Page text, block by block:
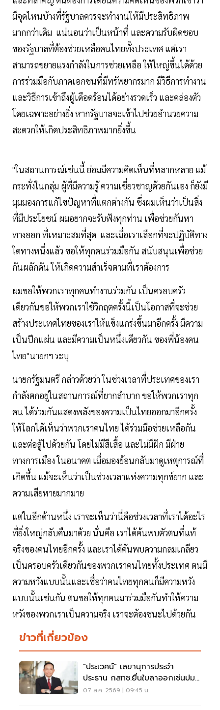
มีจุดไหนบ้างที่รัฐบาลควรจะทำงานให้มีประสิทธิภาพ
มากกว่าเดิม แน่นอนว่าเป็นหน้าที่ และความรับผิดชอบ
ของรัฐบาลที่ต้องช่วยเหลือคนไทยทั้งประเทศ แต่เรา
สามารถขยายแรงกำลังในการช่วยเหลือ ให้ใหญ่ขึ้นได้ด้วย
การร่วมมือกับภาคเอกชนที่มีทรัพยากรมาก มีวิธีการทำงาน
และวิธีการเข้าถึงผู้เดือดร้อนได้อย่างรวดเร็ว และคล่องตัว
โดยเฉพาะอย่างยิ่ง หากรัฐบาลจะเข้าไปช่วยอำนวยความ
สะดวกให้เกิดประสิทธิภาพมากยิ่งขึ้น
"ในสถานการณ์เช่นนี้ ย่อมมีความคิดเห็นที่หลากหลาย แม้
กระทั่งในกลุ่ม ผู้ที่มีความรู้ ความเชี่ยวชาญด้วยกันเอง ก็ยังมี
มุมมองการแก้ไขปัญหาที่แตกต่างกัน ซึ่งผมเห็นว่าเป็นสิ่ง
ที่มีประโยชน์ ผมอยากจะรับฟังทุกท่าน เพื่อช่วยกันหา
ทางออก ที่เหมาะสมที่สุด และเมื่อเราเลือกที่จะปฏิบัติทาง
ใดทางหนึ่งแล้ว ขอให้ทุกคนร่วมมือกัน สนับสนุนเพื่อช่วย
กันผลักดัน ให้เกิดความสำเร็จตามที่เราต้องการ
ผมขอให้พวกเราทุกคนทำงานร่วมกัน เป็นครอบครัว
เดียวกันขอให้พวกเราใช้วิกฤตครั้งนี้เป็นโอกาสที่จะช่วย
สร้างประเทศไทยของเราให้แข็งแกร่งขึ้นมาอีกครั้ง มีความ
เป็นปึกแผ่น และมีความเป็นหนึ่งเดียวกัน ของพี่น้องคน
ไทย"นายกฯ ระบุ
นายกรัฐมนตรี กล่าวด้วยว่า ในช่วงเวลาที่ประเทศของเรา
กำลังตกอยู่ในสถานการณ์ที่ยากลำบาก ขอให้พวกเราทุก
คน ได้ร่วมกันแสดงพลังของความเป็นไทยออกมาอีกครั้ง
ให้โลกได้เห็นว่าพวกเราคนไทย ได้ร่วมมือช่วยเหลือกัน
และต่อสู้ไปด้วยกัน โดยไม่มีสีเสื้อ และไม่มีฝัก มีฝ่าย
ทางการเมือง ในอนาคต เมื่อมองย้อนกลับมาดูเหตุการณ์ที่
เกิดขึ้น แม้จะเห็นว่าเป็นช่วงเวลาแห่งความทุกข์ยาก และ
ความเสียหายมากมาย
แต่ในอีกด้านหนึ่ง เราจะเห็นว่านี่คือช่วงเวลาที่เราได้อะไร
ที่ยิ่งใหญ่กลับคืนมาด้วย นั่นคือ เราได้ค้นพบตัวตนที่แท้
จริงของคนไทยอีกครั้ง และเราได้ค้นพบความกลมเกลียว
เป็นครอบครัวเดียวกันของพวกเราคนไทยทั้งประเทศ ตนมี
ความหวังแบบนั้นและเชื่อว่าคนไทยทุกคนก็มีความหวัง
แบบนั้นเช่นกัน ตนขอให้ทุกคนมาร่วมมือกันทำให้ความ
หวังของพวกเราเป็นความจริง เราจะต้องชนะไปด้วยกัน
ข่าวที่เกี่ยวข้อง
"ประเวศน์" เลขานุการประจำ
ประธาน กสทช.ยื่นใบลาออกเซ่นปม
คุณสมบัตินพ.สรณ
07 ส.ค. 2569 | 09:45 น.